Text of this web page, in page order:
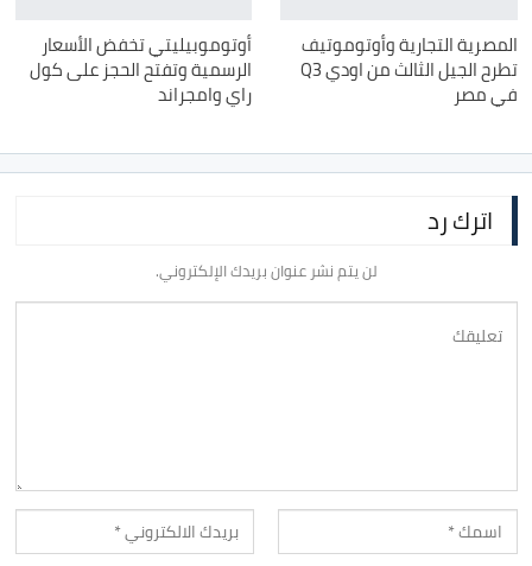
المصرية التجارية وأوتوموتيف
تطرح الجيل الثالث من اودي Q3
في مصر
أوتوموبيليتي تخفض الأسعار
الرسمية وتفتح الحجز على كول
راي وامجراند
اترك رد
لن يتم نشر عنوان بريدك الإلكتروني.